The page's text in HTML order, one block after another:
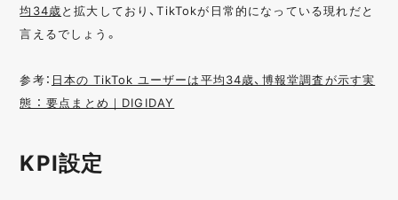
均34歳と拡大しており、TikTokが日常的になっている現れだと
言えるでしょう。
参考： 日本の TikTok ユーザーは平均34歳、博報堂調査が示す実
態 ： 要点まとめ｜DIGIDAY
KPI設定